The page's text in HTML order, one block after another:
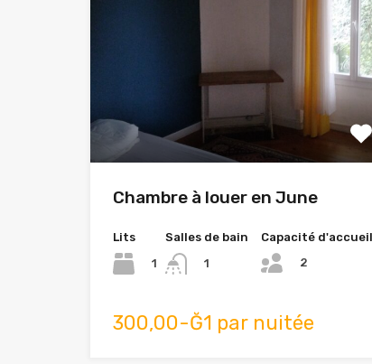
Chambre à louer en June
Lits
1
Salles de bain
1
Capacité d'accueil
2
300,00-Ğ1 par nuitée